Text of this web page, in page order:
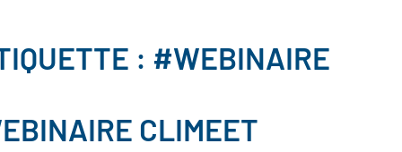
: #WEBINAIRE
CLIMEET